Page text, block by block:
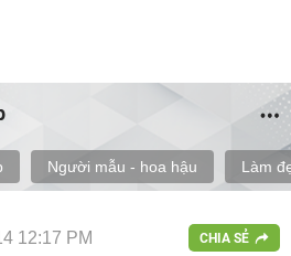
Người mẫu - hoa hậu Làm
12:17 PM CHIA SẺ